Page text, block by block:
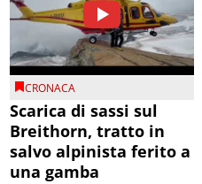
CRONACA
Scarica di sassi sul
Breithorn, tratto in
salvo alpinista ferito a
una gamba